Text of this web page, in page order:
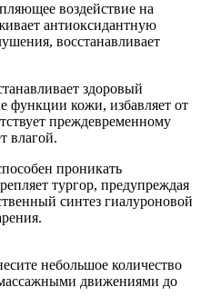
воздействие на
антиоксидантную
восстанавливает
здоровый
кожи, избавляет от
преждевременному
влагой.
проникать
тургор, предупреждая
синтез гиалуроновой
небольшое количество
движениями до